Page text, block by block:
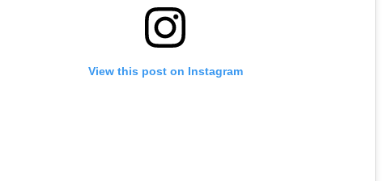
View this post on Instagram